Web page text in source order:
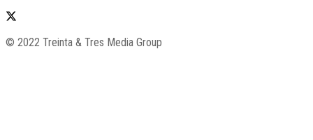
© 2022 Treinta & Tres Media Group